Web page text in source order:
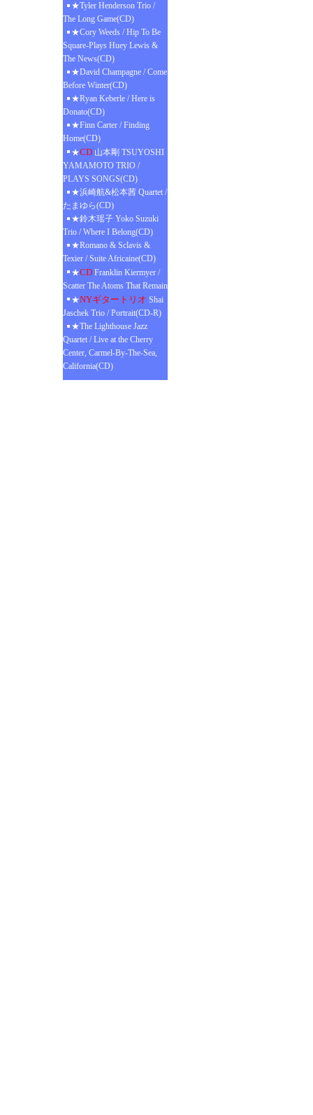
★Tyler Henderson Trio /
The Long Game(CD)
★Cory Weeds / Hip To Be
Square-Plays Huey Lewis &
The News(CD)
★David Champagne / Come
Before Winter(CD)
★Ryan Keberle / Here is
Donato(CD)
★Finn Carter / Finding
Home(CD)
★CD 山本剛 TSUYOSHI
YAMAMOTO TRIO /
PLAYS SONGS(CD)
★浜崎航&松本茜 Quartet /
たまゆら(CD)
★鈴木瑶子 Yoko Suzuki
Trio / Where I Belong(CD)
★Romano & Sclavis &
Texier / Suite Africaine(CD)
★CD Franklin Kiermyer /
Scatter The Atoms That Remain
★NYギタートリオ Shai
Jaschek Trio / Portrait(CD-R)
★The Lighthouse Jazz
Quartet / Live at the Cherry
Center, Carmel-By-The-Sea,
California(CD)